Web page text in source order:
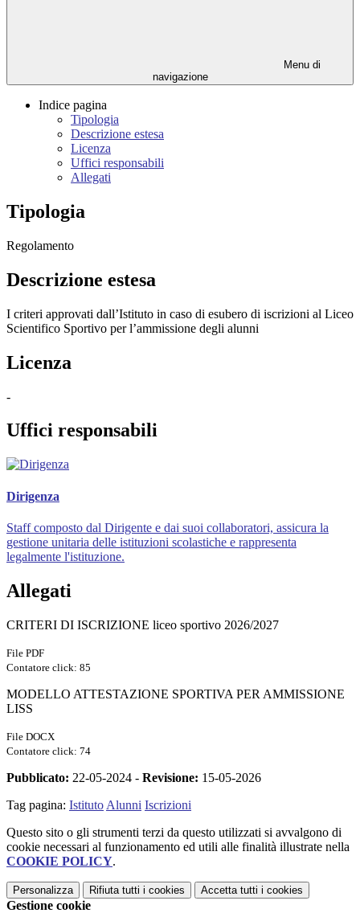
Menu di
navigazione
Indice pagina
Tipologia
Descrizione estesa
Licenza
Uffici responsabili
Allegati
Tipologia
Regolamento
Descrizione estesa
I criteri approvati dall’Istituto in caso di esubero di iscrizioni al Liceo
Scientifico Sportivo per l’ammissione degli alunni
Licenza
-
Uffici responsabili
Dirigenza
Staff composto dal Dirigente e dai suoi collaboratori, assicura la
gestione unitaria delle istituzioni scolastiche e rappresenta
legalmente l'istituzione.
Allegati
CRITERI DI ISCRIZIONE liceo sportivo 2026/2027
File PDF
Contatore click: 85
MODELLO ATTESTAZIONE SPORTIVA PER AMMISSIONE
LISS
File DOCX
Contatore click: 74
Pubblicato: 22-05-2024 - Revisione: 15-05-2026
Tag pagina: Istituto Alunni Iscrizioni
Questo sito o gli strumenti terzi da questo utilizzati si avvalgono di
cookie necessari al funzionamento ed utili alle finalità illustrate nella
COOKIE POLICY.
Personalizza Rifiuta tutti i cookies Accetta tutti i cookies
Gestione cookie